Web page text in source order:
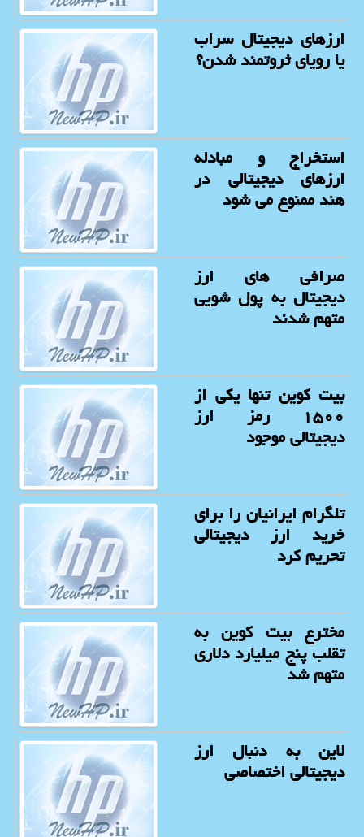
ارزهای دیجیتال سراب
یا رویای ثروتمند شدن؟
استخراج و مبادله
ارزهای دیجیتالی در
هند ممنوع می شود
صرافی های ارز
دیجیتال به پول شویی
متهم شدند
بیت كوین تنها یكی از
۱۵۰۰ رمز ارز
دیجیتالی موجود
تلگرام ایرانیان را برای
خرید ارز دیجیتالی
تحریم كرد
مخترع بیت كوین به
تقلب پنج میلیارد دلاری
متهم شد
لاین به دنبال ارز
دیجیتالی اختصاصی